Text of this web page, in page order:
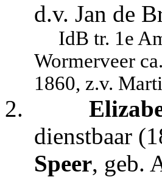
d.v. Jan de
IdB tr. 1e
Wormerveer
1860, z.v.
2.
dienstbaar
Speer, geb.